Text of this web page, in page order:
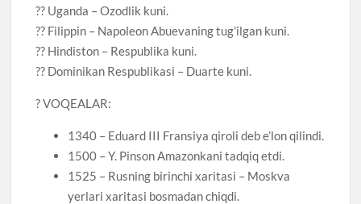
?? Uganda – Ozodlik kuni.
?? Filippin – Napoleon Abuevaning tug’ilgan kuni.
?? Hindiston – Respublika kuni.
?? Dominikan Respublikasi – Duarte kuni.
? VOQEALAR:
1340 – Eduard III Fransiya qiroli deb e’lon qilindi.
1500 – Y. Pinson Amazonkani tadqiq etdi.
1525 – Rusning birinchi xaritasi – Moskva
yerlari xaritasi bosmadan chiqdi.